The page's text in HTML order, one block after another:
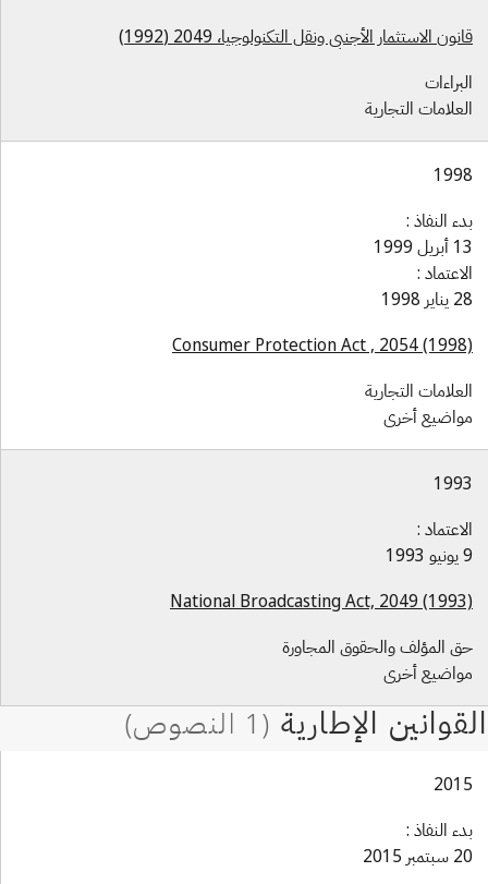
الاستثمار الأجنبي ونقل التكنولوجيا، 2049 (1992)
التجارية
النفاذ :
:
Consumer Protection Act , 2054
التجارية
أخرى
:
National Broadcasting Act, 2049
المؤلف والحقوق المجاورة
أخرى
النفاذ :